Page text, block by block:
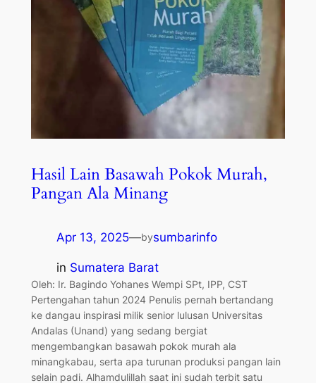
Hasil Lain Basawah Pokok Murah,
Pangan Ala Minang
Apr 13, 2025—bysumbarinfo
in Sumatera Barat
Oleh: Ir. Bagindo Yohanes Wempi SPt, IPP, CST
Pertengahan tahun 2024 Penulis pernah bertandang
ke dangau inspirasi milik senior lulusan Universitas
Andalas (Unand) yang sedang bergiat
mengembangkan basawah pokok murah ala
minangkabau, serta apa turunan produksi pangan lain
selain padi. Alhamdulillah saat ini sudah terbit satu